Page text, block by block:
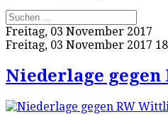
Freitag, 03 November 2017
Freitag, 03 November 2017
Niederlage